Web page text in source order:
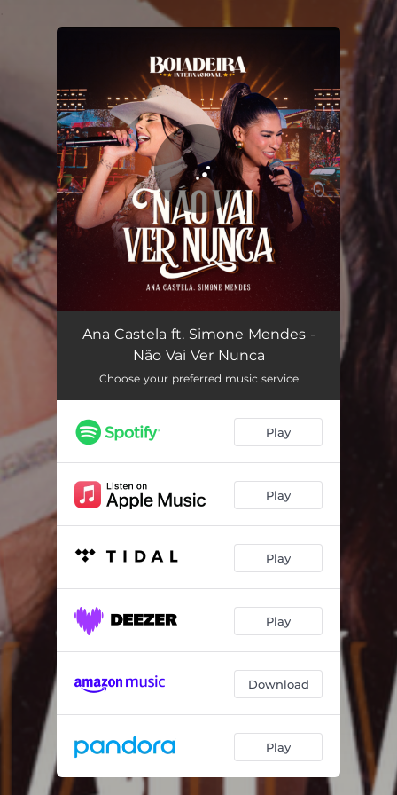
You're all set!
Não Vai Ver Nunca 02:47
Ana Castela ft. Simone Mendes -
Não Vai Ver Nunca
Choose your preferred music service
Play
Play
Play
Play
Download
Play